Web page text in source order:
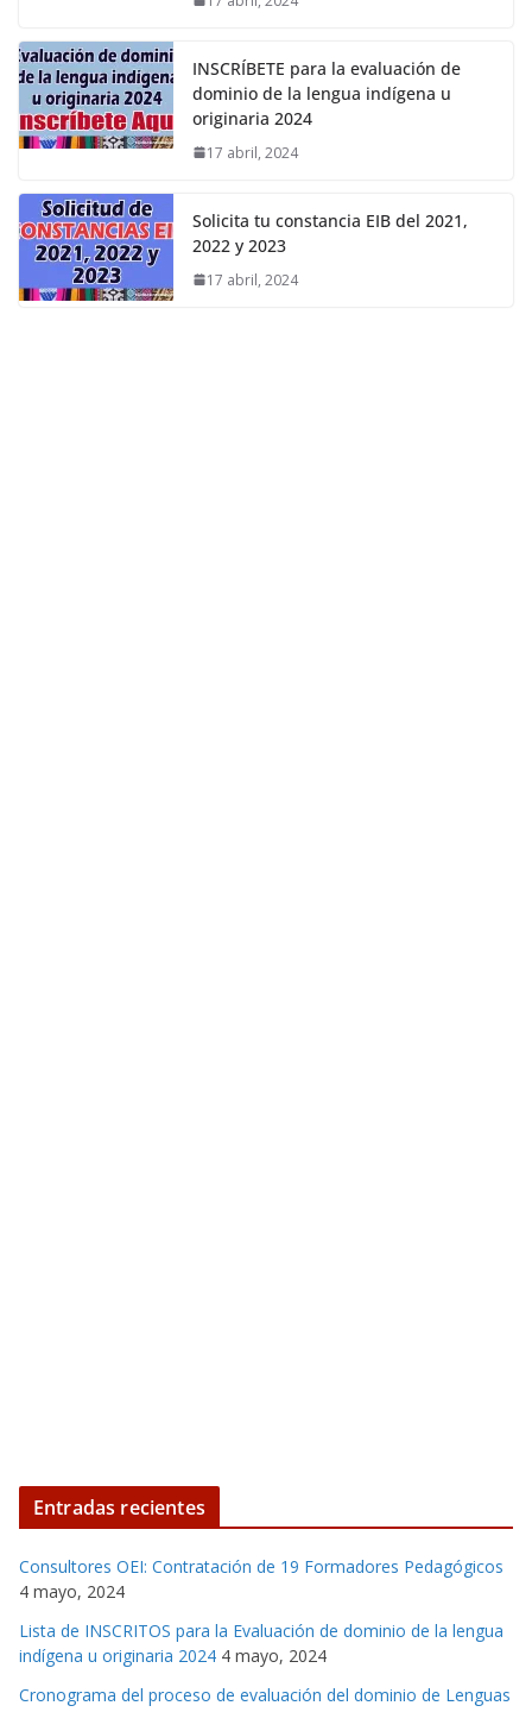
INSCRÍBETE para la evaluación de
dominio de la lengua indígena u
originaria 2024
17 abril, 2024
Solicita tu constancia EIB del 2021,
2022 y 2023
17 abril, 2024
Entradas recientes
Consultores OEI: Contratación de 19 Formadores Pedagógicos
4 mayo, 2024
Lista de INSCRITOS para la Evaluación de dominio de la lengua
indígena u originaria 2024 4 mayo, 2024
Cronograma del proceso de evaluación del dominio de Lenguas